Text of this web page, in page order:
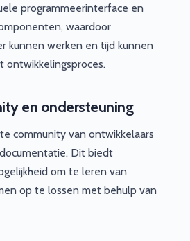
programmeerinterface en
waardoor
kunnen werken en tijd kunnen
ontwikkelingsproces.
en ondersteuning
community van ontwikkelaars
Dit biedt
om te leren van
op te lossen met behulp van